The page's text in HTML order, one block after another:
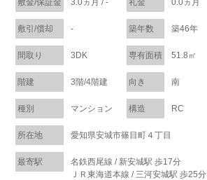
敷金/保証金 3.0ヵ月 / - 礼金 0.0ヵ月
敷引/償却 - 築年数 築46年
間取り 3DK 専有面積 51.8㎡
階建 3階/4階建 向き 南
種別 マンション 構造 RC
所在地 愛知県安城市篠目町４丁目
最寄駅
名鉄西尾線 / 新安城駅 歩17分
ＪＲ東海道本線 / 三河安城駅 歩25分